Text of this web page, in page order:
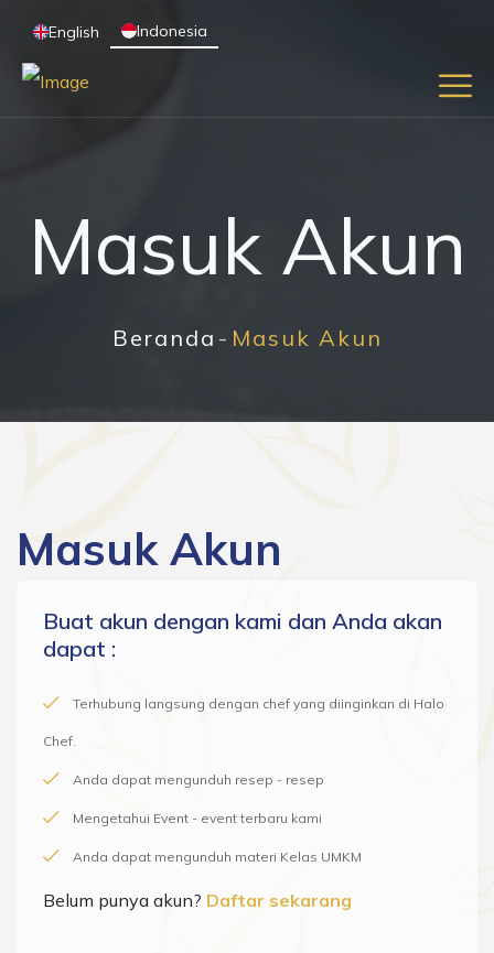
English Indonesia
Masuk Akun
Beranda Masuk Akun
Masuk Akun
Buat akun dengan kami dan Anda akan
dapat :
Terhubung langsung dengan chef yang diinginkan di Halo
Chef.
Anda dapat mengunduh resep - resep
Mengetahui Event - event terbaru kami
Anda dapat mengunduh materi Kelas UMKM
Belum punya akun? Daftar sekarang